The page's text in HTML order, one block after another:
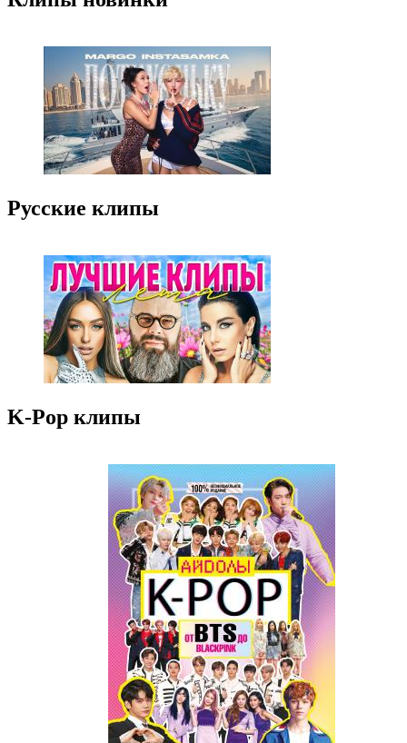
Русские клипы
K-Pop клипы